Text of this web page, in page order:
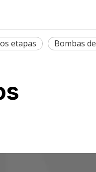
etapas Bombas